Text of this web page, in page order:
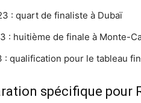
: quart de finaliste à Dubaï
: huitième de finale à Monte-
: qualification pour le tableau
spécifique pour